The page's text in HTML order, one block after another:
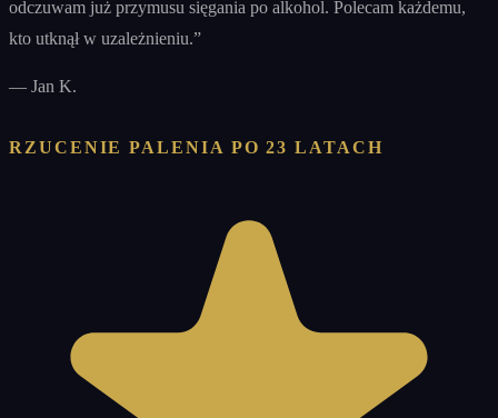
odczuwam już przymusu sięgania po alkohol. Polecam każdemu,
kto utknął w uzależnieniu.”
— Jan K.
RZUCENIE PALENIA PO 23 LATACH